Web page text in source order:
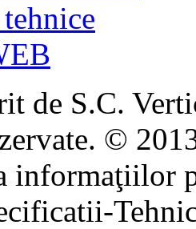
de S.C.
©
informaţiilor